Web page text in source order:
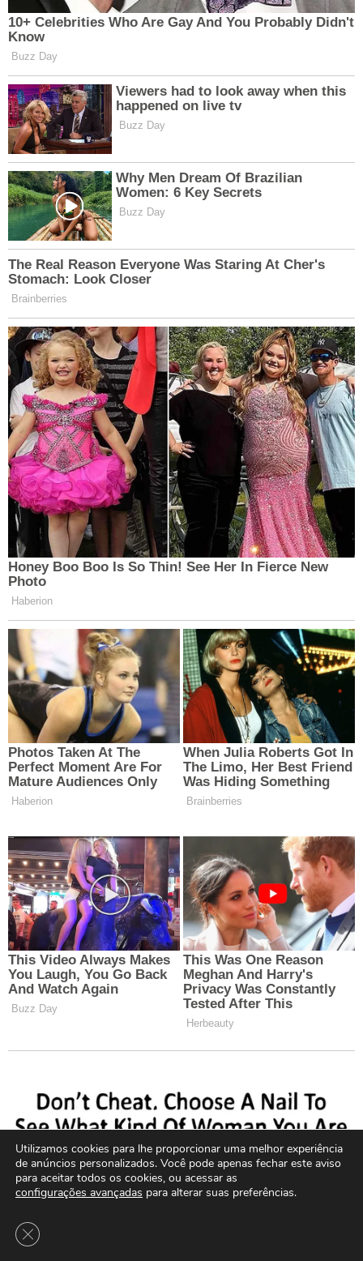
Utilizamos cookies para lhe proporcionar uma melhor experiência
de anúncios personalizados. Você pode apenas fechar este aviso
para aceitar todos os cookies, ou acessar as
configurações avançadas para alterar suas preferências.
Close GDPR Cookie Banner